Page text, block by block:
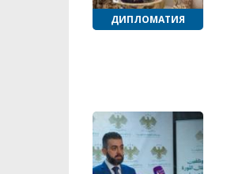
ДИПЛОМАТИЯ